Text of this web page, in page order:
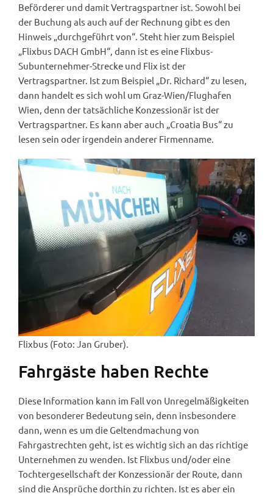
Beförderer und damit Vertragspartner ist. Sowohl bei
der Buchung als auch auf der Rechnung gibt es den
Hinweis „durchgeführt von“. Steht hier zum Beispiel
„Flixbus DACH GmbH“, dann ist es eine Flixbus-
Subunternehmer-Strecke und Flix ist der
Vertragspartner. Ist zum Beispiel „Dr. Richard“ zu lesen,
dann handelt es sich wohl um Graz-Wien/Flughafen
Wien, denn der tatsächliche Konzessionär ist der
Vertragspartner. Es kann aber auch „Croatia Bus“ zu
lesen sein oder irgendein anderer Firmenname.
Flixbus (Foto: Jan Gruber).
Fahrgäste haben Rechte
Diese Information kann im Fall von Unregelmäßigkeiten
von besonderer Bedeutung sein, denn insbesondere
dann, wenn es um die Geltendmachung von
Fahrgastrechten geht, ist es wichtig sich an das richtige
Unternehmen zu wenden. Ist Flixbus und/oder eine
Tochtergesellschaft der Konzessionär der Route, dann
sind die Ansprüche dorthin zu richten. Ist es aber ein